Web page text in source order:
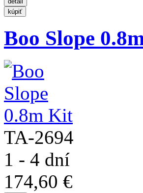
Boo Slope
TA-2694
1 - 4 dní
174,60 €